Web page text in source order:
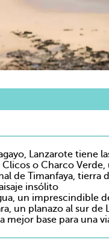
Lanzarote tiene
o Charco
de Timanfaya, tierra
insólito
un imprescindible
un planazo al sur de
mejor base para una